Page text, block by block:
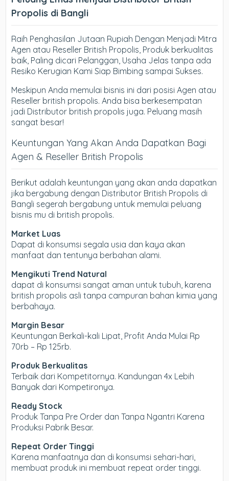
Propolis di Bangli
Raih Penghasilan Jutaan Rupiah Dengan Menjadi Mitra
Agen atau Reseller British Propolis, Produk berkualitas
baik, Paling dicari Pelanggan, Usaha Jelas tanpa ada
Resiko Kerugian Kami Siap Bimbing sampai Sukses.
Meskipun Anda memulai bisnis ini dari posisi Agen atau
Reseller british propolis. Anda bisa berkesempatan
jadi Distributor british propolis juga. Peluang masih
sangat besar!
Keuntungan Yang Akan Anda Dapatkan Bagi
Agen & Reseller British Propolis
Berikut adalah keuntungan yang akan anda dapatkan
jika bergabung dengan Distributor British Propolis di
Bangli segerah bergabung untuk memulai peluang
bisnis mu di british propolis.
Market Luas
Dapat di konsumsi segala usia dan kaya akan
manfaat dan tentunya berbahan alami.
Mengikuti Trend Natural
dapat di konsumsi sangat aman untuk tubuh, karena
british propolis asli tanpa campuran bahan kimia yang
berbahaya.
Margin Besar
Keuntungan Berkali-kali Lipat, Profit Anda Mulai Rp
70rb – Rp 125rb.
Produk Berkualitas
Terbaik dari Kompetitornya. Kandungan 4x Lebih
Banyak dari Kompetironya.
Ready Stock
Produk Tanpa Pre Order dan Tanpa Ngantri Karena
Produksi Pabrik Besar.
Repeat Order Tinggi
Karena manfaatnya dan di konsumsi sehari-hari,
membuat produk ini membuat repeat order tinggi.